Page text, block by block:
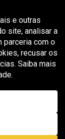
Beatz que une